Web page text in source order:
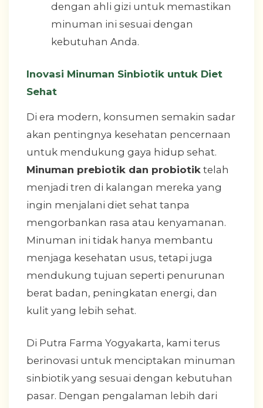
dengan ahli gizi untuk memastikan
minuman ini sesuai dengan
kebutuhan Anda.
Inovasi Minuman Sinbiotik untuk Diet
Sehat
Di era modern, konsumen semakin sadar
akan pentingnya kesehatan pencernaan
untuk mendukung gaya hidup sehat.
Minuman prebiotik dan probiotik telah
menjadi tren di kalangan mereka yang
ingin menjalani diet sehat tanpa
mengorbankan rasa atau kenyamanan.
Minuman ini tidak hanya membantu
menjaga kesehatan usus, tetapi juga
mendukung tujuan seperti penurunan
berat badan, peningkatan energi, dan
kulit yang lebih sehat.
Di Putra Farma Yogyakarta, kami terus
berinovasi untuk menciptakan minuman
sinbiotik yang sesuai dengan kebutuhan
pasar. Dengan pengalaman lebih dari